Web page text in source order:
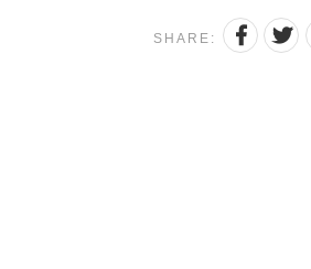
SHARE: